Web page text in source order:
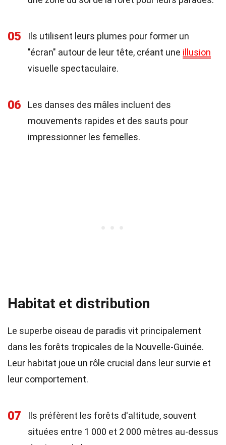
05
Ils utilisent leurs plumes pour former un
"écran" autour de leur tête, créant une illusion
visuelle spectaculaire.
06
Les danses des mâles incluent des
mouvements rapides et des sauts pour
impressionner les femelles.
Habitat et distribution
Le superbe oiseau de paradis vit principalement
dans les forêts tropicales de la Nouvelle-Guinée.
Leur habitat joue un rôle crucial dans leur survie et
leur comportement.
07
Ils préfèrent les forêts d'altitude, souvent
situées entre 1 000 et 2 000 mètres au-dessus